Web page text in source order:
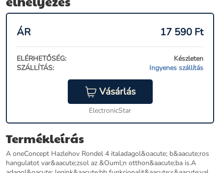
ÁR 17 590 Ft
ELÉRHETŐSÉG:
Készleten
SZÁLLÍTÁS:
Ingyenes szállítás
Vásárlás
ElectronicStar
Termékleírás
A oneConcept Hazlehov Rondel 4 italadagol&oacute; b&aacute;ros
hangulatot var&aacute;zsol az &Ouml;n otthon&aacute;ba is.A